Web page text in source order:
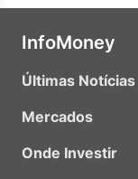
InfoMoney
Últimas Notícias
Mercados
Onde Investir